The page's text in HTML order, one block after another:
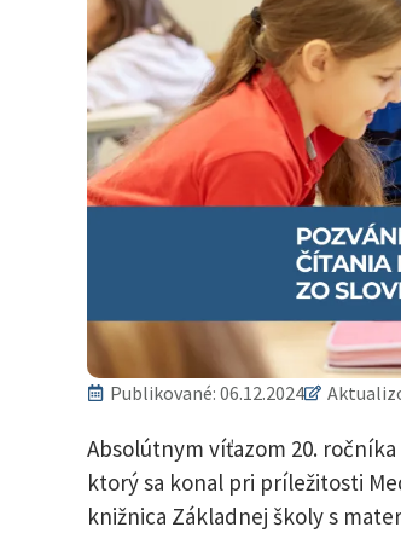
Publikované: 06.12.2024
Absolútnym víťazom 20.
ktorý sa konal pri príležitosti
knižnica Základnej školy s